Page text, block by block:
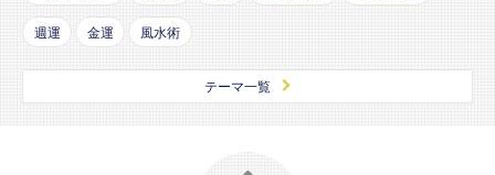
週運 金運 風水術
テーマ一覧